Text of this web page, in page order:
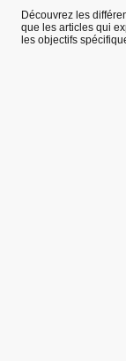
Découvrez les
que les articles qui
les objectifs